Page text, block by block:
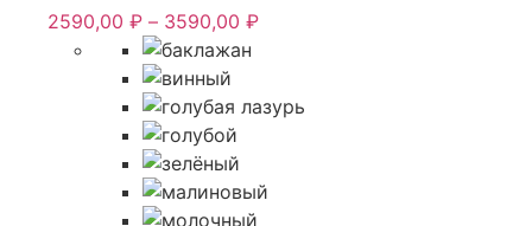
можно
выбрать
странице
2590,00 ₽ – 3590,00 ₽Диапазон
–